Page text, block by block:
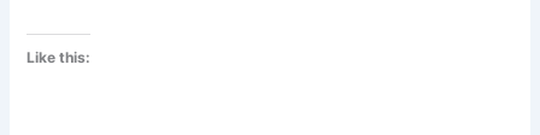
Like this: